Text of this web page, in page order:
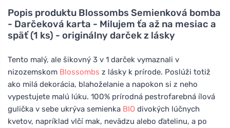
Popis produktu Blossombs Semienková bomba
- Darčeková karta - Milujem ťa až na mesiac a
späť (1 ks) - originálny darček z lásky
Tento malý, ale šikovný 3 v 1 darček vymaznali v
nizozemskom Blossombs z lásky k prírode. Poslúži totiž
ako milá dekorácia, blahoželanie a napokon si z neho
vypestujete malú lúku. 100% prírodná pestrofarebná ílová
gulička v sebe ukrýva semienka BIO divokých lúčnych
kvetov, napríklad vlčí mak, nevädzu alebo ďatelinu, a po